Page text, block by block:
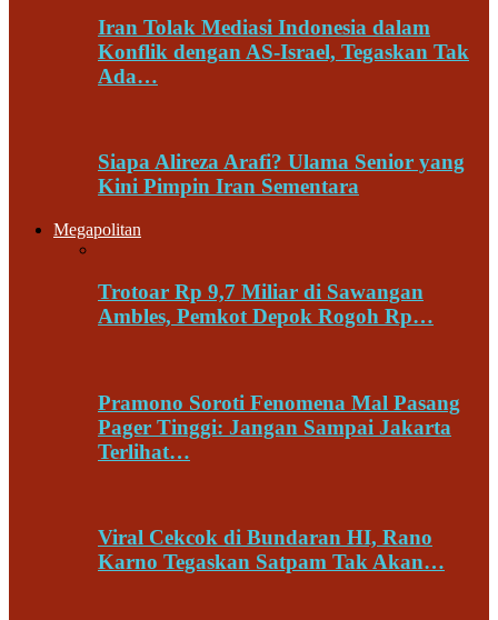
Iran Tolak Mediasi Indonesia dalam
Konflik dengan AS-Israel, Tegaskan Tak
Ada…
Siapa Alireza Arafi? Ulama Senior yang
Kini Pimpin Iran Sementara
Megapolitan
Trotoar Rp 9,7 Miliar di Sawangan
Ambles, Pemkot Depok Rogoh Rp…
Pramono Soroti Fenomena Mal Pasang
Pager Tinggi: Jangan Sampai Jakarta
Terlihat…
Viral Cekcok di Bundaran HI, Rano
Karno Tegaskan Satpam Tak Akan…